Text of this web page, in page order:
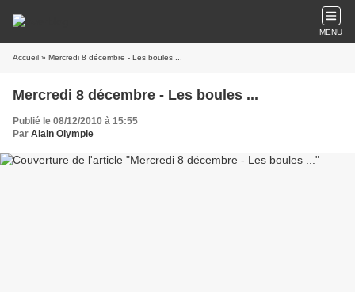
MENU
Accueil » Mercredi 8 décembre - Les boules ...
Mercredi 8 décembre - Les boules ...
Publié le 08/12/2010 à 15:55
Par Alain Olympie